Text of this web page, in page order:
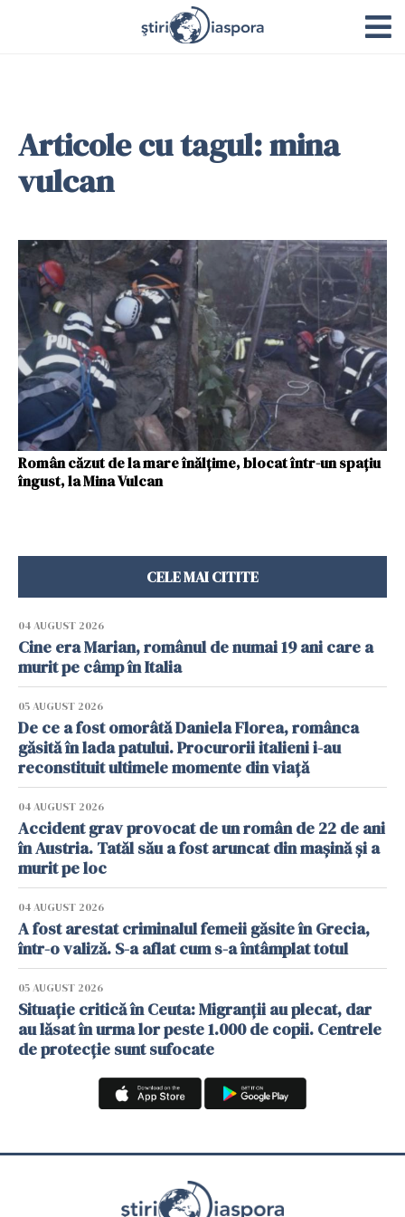
Articole cu tagul: mina
vulcan
Român căzut de la mare înălțime, blocat într-un spațiu
îngust, la Mina Vulcan
CELE MAI CITITE
04 AUGUST 2026
Cine era Marian, românul de numai 19 ani care a
murit pe câmp în Italia
05 AUGUST 2026
De ce a fost omorâtă Daniela Florea, românca
găsită în lada patului. Procurorii italieni i-au
reconstituit ultimele momente din viață
04 AUGUST 2026
Accident grav provocat de un român de 22 de ani
în Austria. Tatăl său a fost aruncat din mașină și a
murit pe loc
04 AUGUST 2026
A fost arestat criminalul femeii găsite în Grecia,
într-o valiză. S-a aflat cum s-a întâmplat totul
05 AUGUST 2026
Situație critică în Ceuta: Migranții au plecat, dar
au lăsat în urma lor peste 1.000 de copii. Centrele
de protecție sunt sufocate